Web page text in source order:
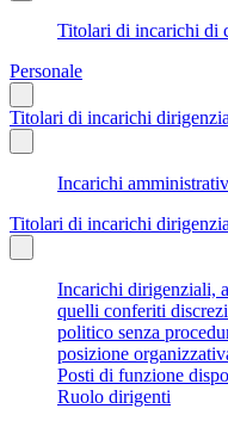
Titolari di incarichi di
Personale
Titolari di incarichi
Incarichi
Titolari di incarichi
Incarichi dirigenziali,
quelli conferiti
politico senza
posizione
Posti di funzione
Ruolo dirigenti